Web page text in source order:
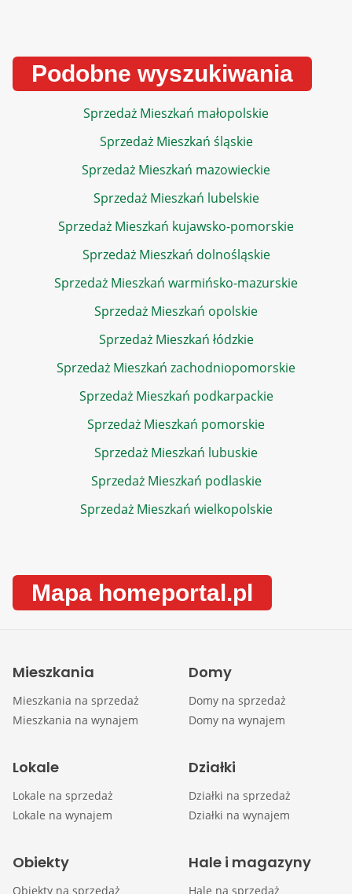
Podobne wyszukiwania
Sprzedaż Mieszkań małopolskie
Sprzedaż Mieszkań śląskie
Sprzedaż Mieszkań mazowieckie
Sprzedaż Mieszkań lubelskie
Sprzedaż Mieszkań kujawsko-pomorskie
Sprzedaż Mieszkań dolnośląskie
Sprzedaż Mieszkań warmińsko-mazurskie
Sprzedaż Mieszkań opolskie
Sprzedaż Mieszkań łódzkie
Sprzedaż Mieszkań zachodniopomorskie
Sprzedaż Mieszkań podkarpackie
Sprzedaż Mieszkań pomorskie
Sprzedaż Mieszkań lubuskie
Sprzedaż Mieszkań podlaskie
Sprzedaż Mieszkań wielkopolskie
Mapa homeportal.pl
Mieszkania
Mieszkania na sprzedaż
Mieszkania na wynajem
Domy
Domy na sprzedaż
Domy na wynajem
Lokale
Lokale na sprzedaż
Lokale na wynajem
Działki
Działki na sprzedaż
Działki na wynajem
Obiekty
Obiekty na sprzedaż
Hale i magazyny
Hale na sprzedaż